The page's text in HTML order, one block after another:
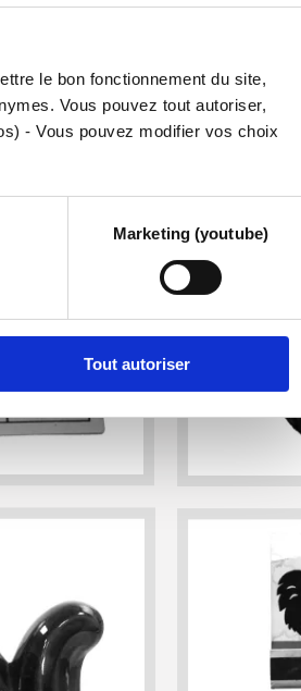
le bon fonctionnement du site,
Vous pouvez tout autoriser,
- Vous pouvez modifier vos choix
Marketing (youtube)
Tout autoriser